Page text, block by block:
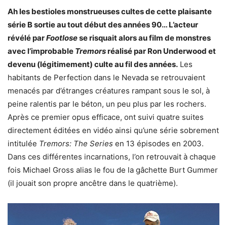
Ah les bestioles monstrueuses cultes de cette plaisante
série B sortie au tout début des années 90… L’acteur
révélé parFootlosese risquait alors au film de monstres
avec l’improbable Tremorsréalisé par Ron Underwood et
devenu (légitimement) culte au fil des années. Les
habitants de Perfection dans le Nevada se retrouvaient
menacés par d’étranges créatures rampant sous le sol, à
peine ralentis par le béton, un peu plus par les rochers.
Après ce premier opus efficace, ont suivi quatre suites
directement éditées en vidéo ainsi qu’une série sobrement
intitulée Tremors: The Series en 13 épisodes en 2003.
Dans ces différentes incarnations, l’on retrouvait à chaque
fois Michael Gross alias le fou de la gâchette Burt Gummer
(il jouait son propre ancêtre dans le quatrième).